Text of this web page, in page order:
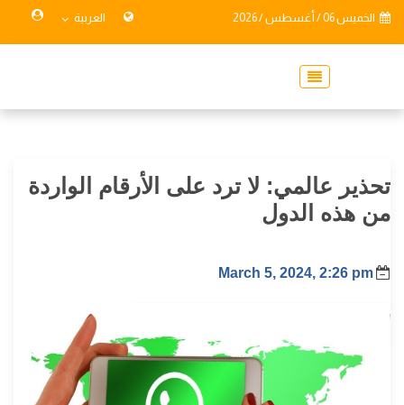
الخميس 06 / أغسطس / 2026 العربية
تحذير عالمي: لا ترد على الأرقام الواردة
من هذه الدول
March 5, 2024, 2:26 pm